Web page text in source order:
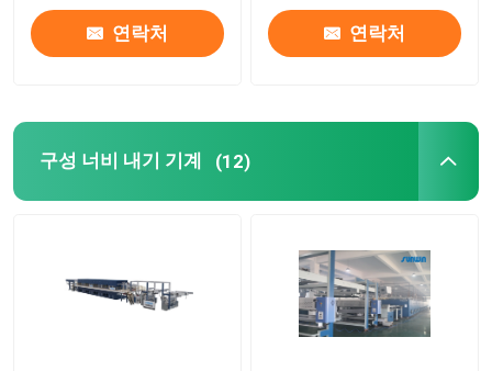
직물 너비 내기 기계
연락처 연락처
구성 너비 내기 기계 (12)